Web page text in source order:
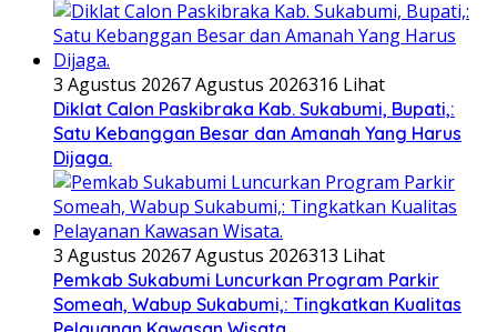
3 Agustus 20267 Agustus 2026316 Lihat
Diklat Calon Paskibraka Kab. Sukabumi, Bupati,:
Satu Kebanggan Besar dan Amanah Yang Harus
Dijaga.
3 Agustus 20267 Agustus 2026313 Lihat
Pemkab Sukabumi Luncurkan Program Parkir
Someah, Wabup Sukabumi,: Tingkatkan Kualitas